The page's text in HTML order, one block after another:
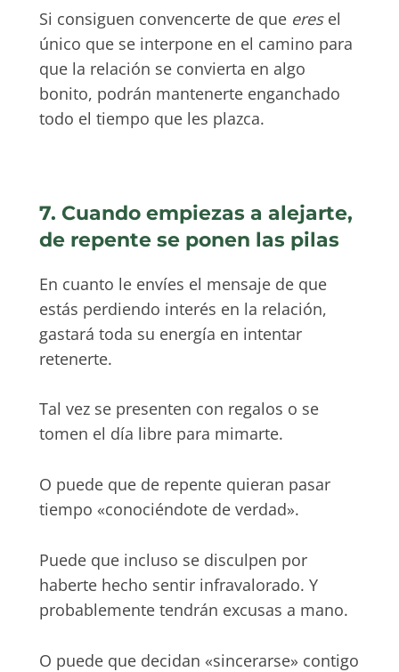
Si consiguen convencerte de que eres el
único que se interpone en el camino para
que la relación se convierta en algo
bonito, podrán mantenerte enganchado
todo el tiempo que les plazca.
7. Cuando empiezas a alejarte,
de repente se ponen las pilas
En cuanto le envíes el mensaje de que
estás perdiendo interés en la relación,
gastará toda su energía en intentar
retenerte.
Tal vez se presenten con regalos o se
tomen el día libre para mimarte.
O puede que de repente quieran pasar
tiempo «conociéndote de verdad».
Puede que incluso se disculpen por
haberte hecho sentir infravalorado. Y
probablemente tendrán excusas a mano.
O puede que decidan «sincerarse» contigo